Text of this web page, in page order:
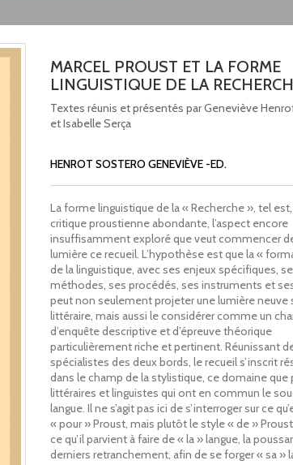
MARCEL PROUST ET LA FORME
LINGUISTIQUE DE LA
Textes réunis et présentés par Geneviève
et Isabelle Serça
HENROT SOSTERO GENEVIÈVE -ED.
La forme linguistique de la « Recherche », tel
critique proustienne abondante, l’aspect encore
insuffisamment exploré que veut commencer
lumière ce recueil. L’hypothèse est que la «
de la linguistique, avec ses enjeux spécifiques,
méthodes, ses procédés, ses instruments et
peut non seulement projeter une lumière neuve
littéraire, mais aussi le considérer comme un
d’enquête descriptive et d’épreuve théorique
particulièrement riche et pertinent. Réunissant
spécialistes des deux bords, le recueil s’inscrit
dans le champ de la stylistique, ce domaine que
littéraires et linguistes qui ont en commun le
langue. Il ne s’agit pas ici de s’interroger sur ce
« pour » Proust, mais plutôt le style « de »
ce qu’il parvient à faire de « la » langue, la
derniers retranchement, afin de se forger « sa »